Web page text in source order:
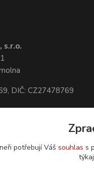
s.r.o.
DIČ: CZ27478769
potřebují Váš souhlas s